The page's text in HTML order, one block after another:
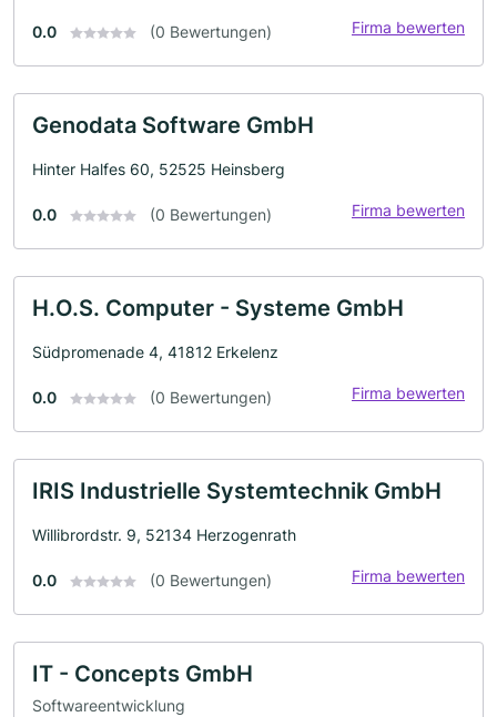
0.0 (0 Bewertungen) Firma bewerten
Genodata Software GmbH
Hinter Halfes 60, 52525 Heinsberg
0.0 (0 Bewertungen) Firma bewerten
H.O.S. Computer - Systeme GmbH
Südpromenade 4, 41812 Erkelenz
0.0 (0 Bewertungen) Firma bewerten
IRIS Industrielle Systemtechnik GmbH
Willibrordstr. 9, 52134 Herzogenrath
0.0 (0 Bewertungen) Firma bewerten
IT - Concepts GmbH
Softwareentwicklung